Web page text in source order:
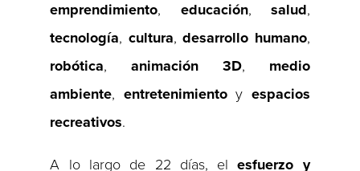
emprendimiento, educación, salud,
tecnología, cultura,desarrollo humano,
robótica,animación 3D, medio
ambiente, entretenimientoy espacios
recreativos.
A lo largo de 22 días, elesfuerzo y